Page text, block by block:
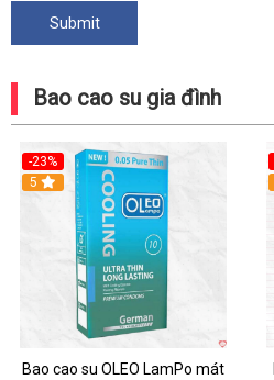
Bao cao su gia đình
-23%
5
Bao cao su OLEO LamPo mát